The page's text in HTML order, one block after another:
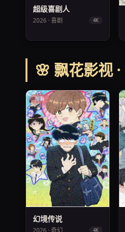
超级喜剧人
2026 · 喜剧 4K
🌸 飘花影视
新番
幻境传说
2026 · 奇幻 4K